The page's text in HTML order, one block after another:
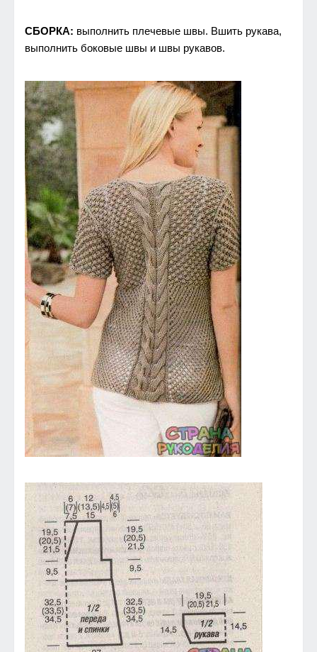
СБОРКА: выполнить плечевые швы. Вшить рукава,
выполнить боковые швы и швы рукавов.